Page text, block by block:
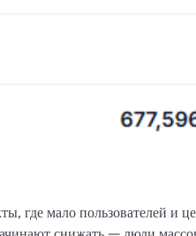
где мало пользователей и